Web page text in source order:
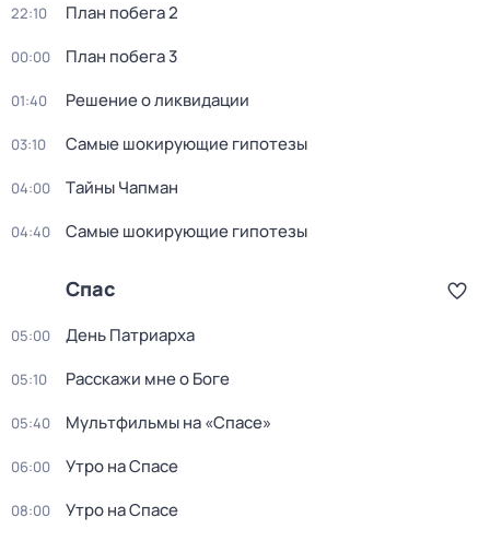
22:10 План побега 2
00:00 План побега 3
01:40 Решение о ликвидации
03:10 Самые шoкиpующие гипотезы
04:00 Тaйны Чапман
04:40 Самые шoкиpующие гипотезы
Спас
05:00 День Патриарха
05:10 Расскажи мне о Боге
05:40 Мультфильмы на «Спасе»
06:00 Утро на Спасе
08:00 Утро на Спасе